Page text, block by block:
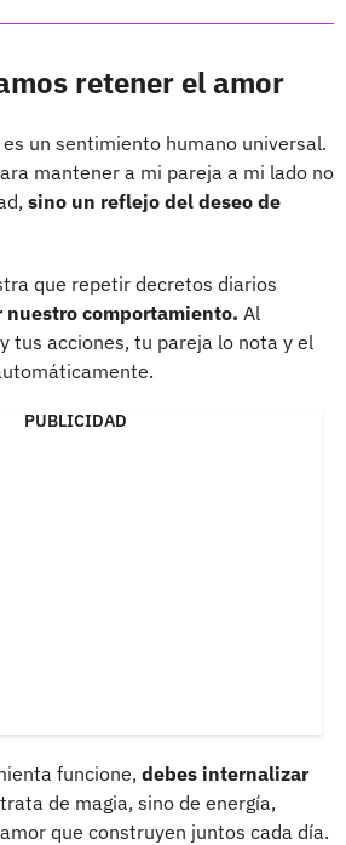
retener el amor
un sentimiento humano universal.
mantener a mi pareja a mi lado no
sino un reflejo del deseo de
que repetir decretos diarios
nuestro comportamiento. Al
tus acciones, tu pareja lo nota y el
PUBLICIDAD
funcione, debes internalizar
de magia, sino de energía,
que construyen juntos cada día.